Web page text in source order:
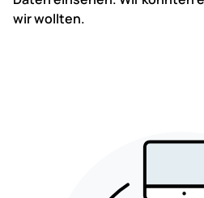
wir wollten.